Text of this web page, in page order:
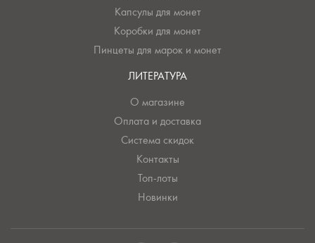
Капсулы для монет
Коробки для монет
Пинцеты для марок и монет
ЛИТЕРАТУРА
О магазине
Оплата и доставка
Система скидок
Контакты
Топ-лоты
Новинки